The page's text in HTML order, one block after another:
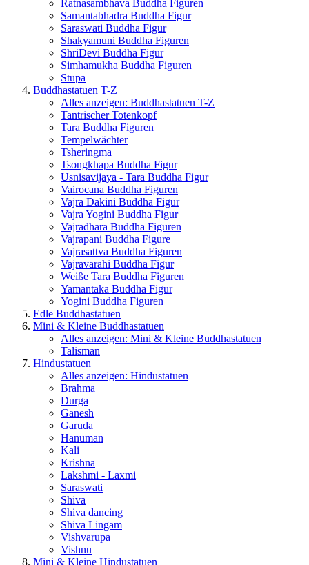
Ratnasambhava Buddha Figuren
Samantabhadra Buddha Figur
Saraswati Buddha Figur
Shakyamuni Buddha Figuren
ShriDevi Buddha Figur
Simhamukha Buddha Figuren
Stupa
Buddhastatuen T-Z
Alles anzeigen: Buddhastatuen T-Z
Tantrischer Totenkopf
Tara Buddha Figuren
Tempelwächter
Tsheringma
Tsongkhapa Buddha Figur
Usnisavijaya - Tara Buddha Figur
Vairocana Buddha Figuren
Vajra Dakini Buddha Figur
Vajra Yogini Buddha Figur
Vajradhara Buddha Figuren
Vajrapani Buddha Figure
Vajrasattva Buddha Figuren
Vajravarahi Buddha Figur
Weiße Tara Buddha Figuren
Yamantaka Buddha Figur
Yogini Buddha Figuren
Edle Buddhastatuen
Mini & Kleine Buddhastatuen
Alles anzeigen: Mini & Kleine Buddhastatuen
Talisman
Hindustatuen
Alles anzeigen: Hindustatuen
Brahma
Durga
Ganesh
Garuda
Hanuman
Kali
Krishna
Lakshmi - Laxmi
Saraswati
Shiva
Shiva dancing
Shiva Lingam
Vishvarupa
Vishnu
Mini & Kleine Hindustatuen